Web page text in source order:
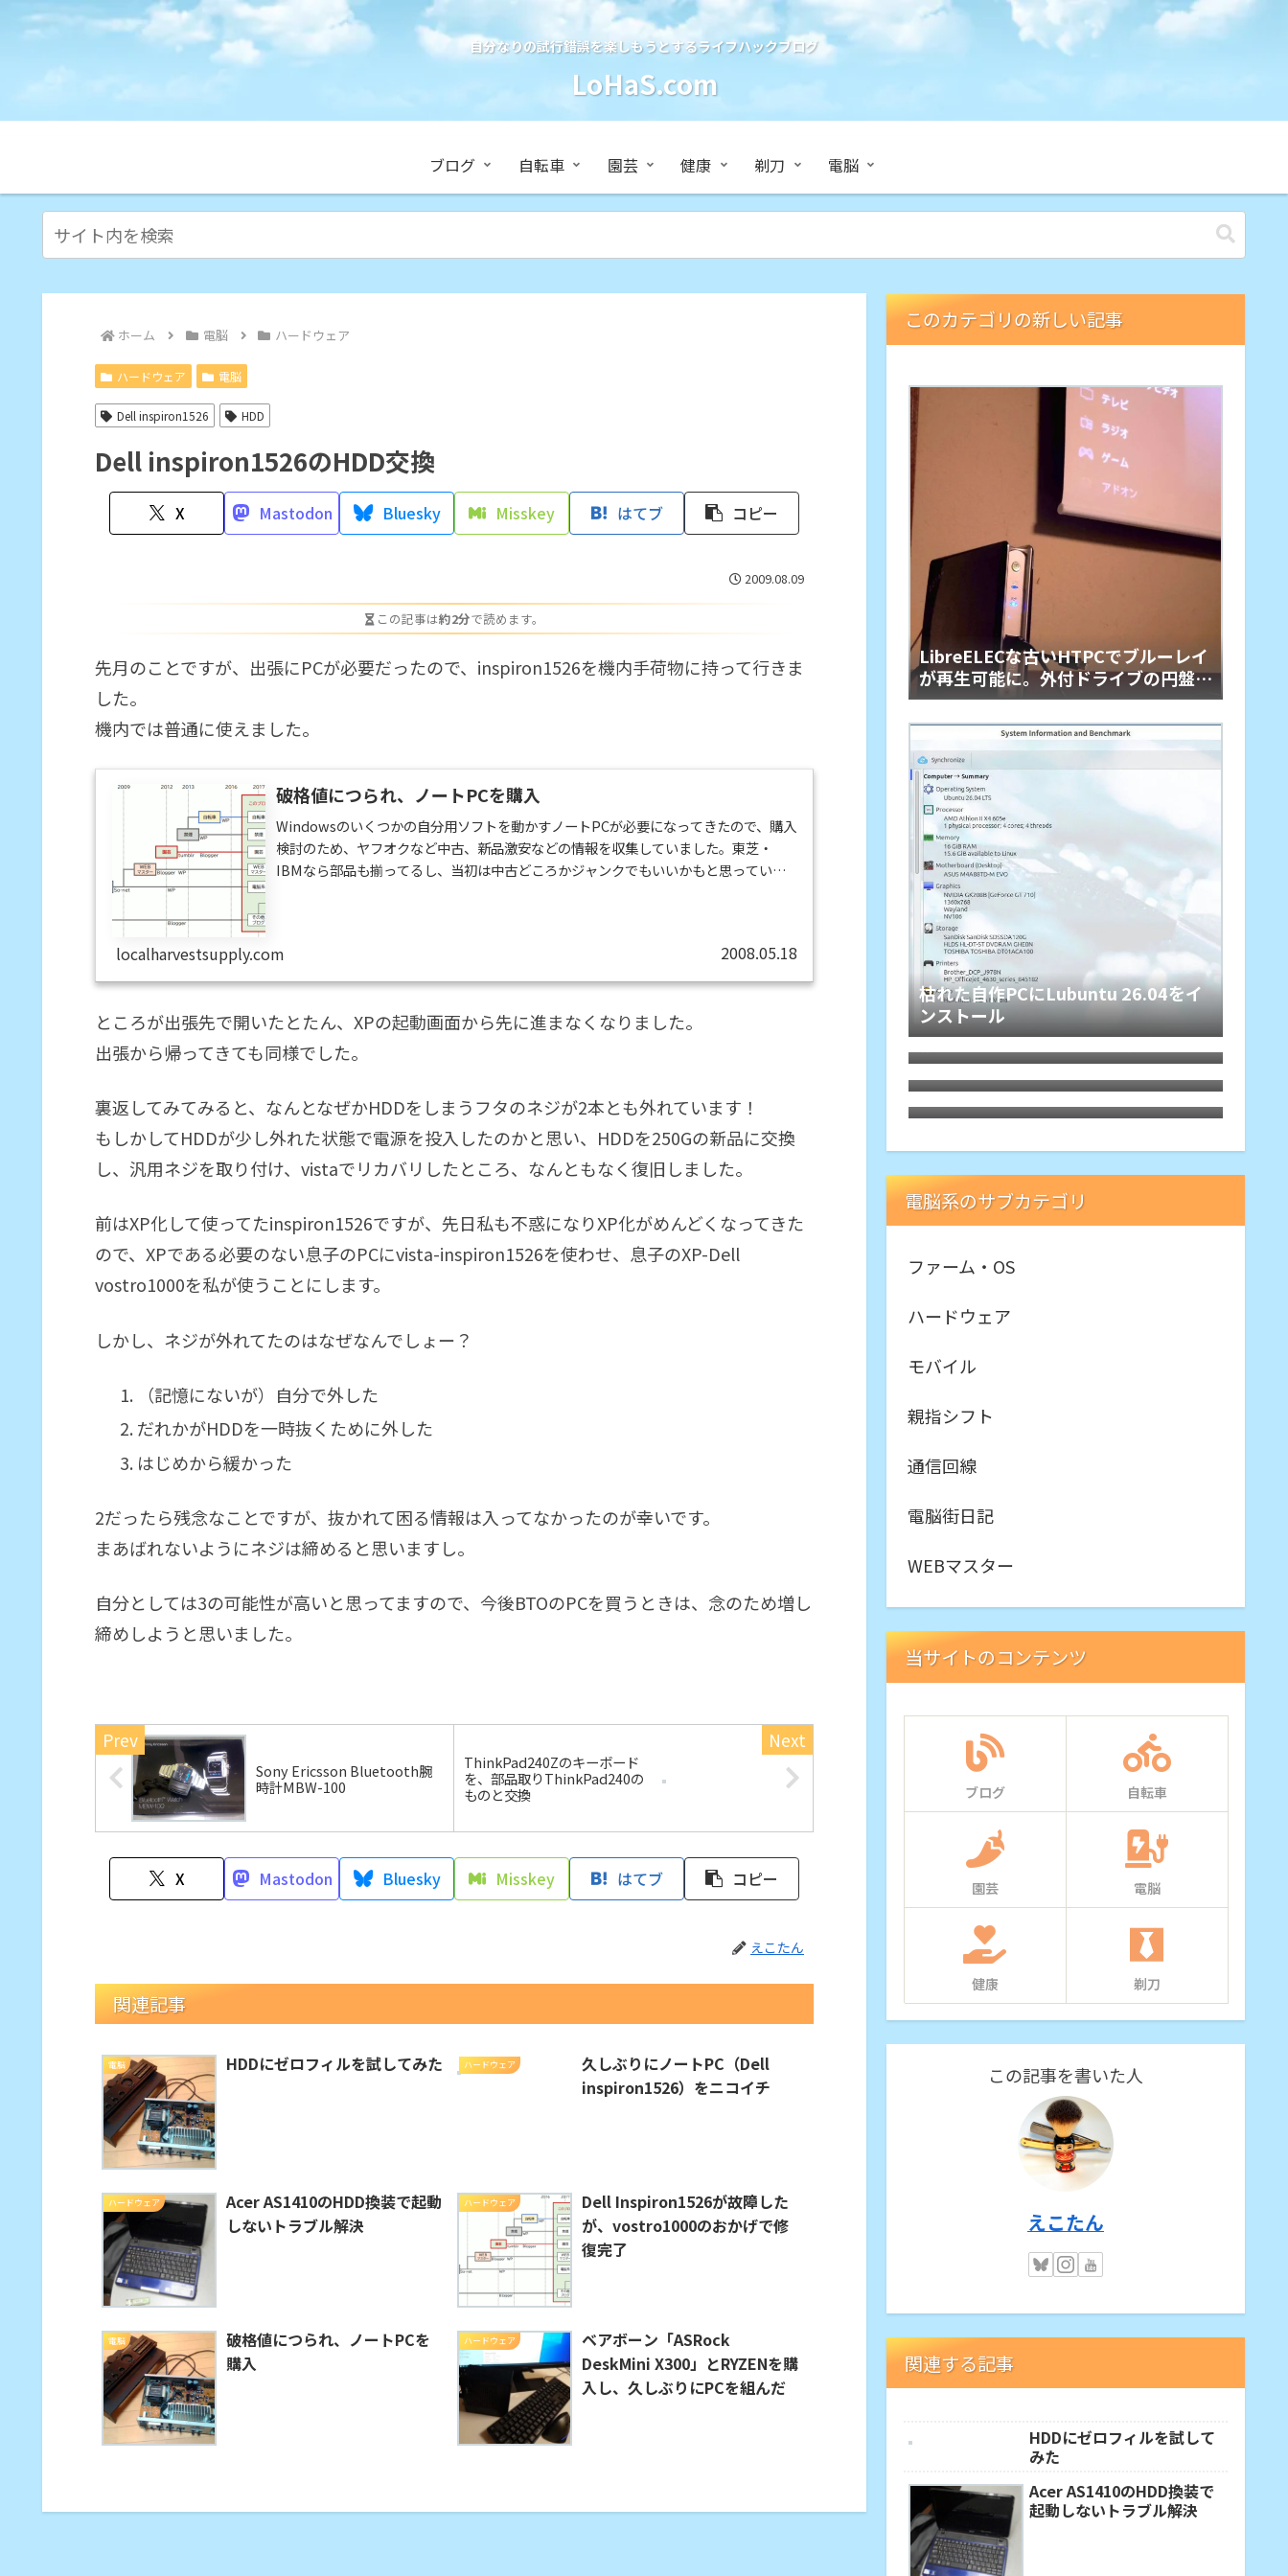
自分なりの試行錯誤を楽しもうとするライフハックブログ
LoHaS.com
ブログ 自転車 園芸 健康 剃刀 電脳
ホーム 電脳 ハードウェア
ハードウェア 電脳
Dell inspiron1526 HDD
Dell inspiron1526のHDD交換
X Mastodon Bluesky Misskey はてブ コピー
2009.08.09
この記事は約2分で読めます。
先月のことですが、出張にPCが必要だったので、inspiron1526を機内手荷物に持って行きま
した。
機内では普通に使えました。
破格値につられ、ノートPCを購入
Windowsのいくつかの自分用ソフトを動かすノートPCが必要になってきたので、購入
検討のため、ヤフオクなど中古、新品激安などの情報を収集していました。東芝・
IBMなら部品も揃ってるし、当初は中古どころかジャンクでもいいかもと思っていま
せんか！さっそくポ...
localharvestsupply.com 2008.05.18
ところが出張先で開いたとたん、XPの起動画面から先に進まなくなりました。
出張から帰ってきても同様でした。
裏返してみてみると、なんとなぜかHDDをしまうフタのネジが2本とも外れています！
もしかしてHDDが少し外れた状態で電源を投入したのかと思い、HDDを250Gの新品に交換
し、汎用ネジを取り付け、vistaでリカバリしたところ、なんともなく復旧しました。
前はXP化して使ってたinspiron1526ですが、先日私も不惑になりXP化がめんどくなってきた
ので、XPである必要のない息子のPCにvista-inspiron1526を使わせ、息子のXP-Dell
vostro1000を私が使うことにします。
しかし、ネジが外れてたのはなぜなんでしょー？
（記憶にないが）自分で外した
だれかがHDDを一時抜くために外した
はじめから緩かった
2だったら残念なことですが、抜かれて困る情報は入ってなかったのが幸いです。
まあばれないようにネジは締めると思いますし。
自分としては3の可能性が高いと思ってますので、今後BTOのPCを買うときは、念のため増し
締めしようと思いました。
Sony Ericsson Bluetooth腕
時計MBW-100
ThinkPad240Zのキーボード
を、部品取りThinkPad240の
ものと交換
X Mastodon Bluesky Misskey はてブ コピー
えこたん
関連記事
電脳 HDDにゼロフィルを試してみた ハードウェア
久しぶりにノートPC（Dell
inspiron1526）をニコイチ
ハードウェア
Acer AS1410のHDD換装で起動
しないトラブル解決
ハードウェア
Dell Inspiron1526が故障した
が、vostro1000のおかげで修
復完了
電脳
破格値につられ、ノートPCを
購入
ハードウェア
ベアボーン「ASRock
DeskMini X300」とRYZENを購
入し、久しぶりにPCを組んだ
このカテゴリの新しい記事
LibreELECな古いHTPCでブルーレイ
が再生可能に。外付ドライブの円盤再
生用「艦橋」という余生
枯れた自作PCにLubuntu 26.04をイ
ンストール
HDMIオーディオ分離器でレガシー規
格ホームシアターが本領を発揮、その
旋律に戦慄
Debian 13 trixieをLXQtでASUS-
X540YAにインストールしてみた。懐
かしくて軽快
Motorola Edge40にTPUスクリーン
プロテクター
電脳系のサブカテゴリ
ファーム・OS
ハードウェア
モバイル
親指シフト
通信回線
電脳街日記
WEBマスター
当サイトのコンテンツ
ブログ 自転車
園芸 電脳
健康 剃刀
この記事を書いた人
えこたん
関連する記事
HDDにゼロフィルを試して
みた
Acer AS1410のHDD換装で
起動しないトラブル解決